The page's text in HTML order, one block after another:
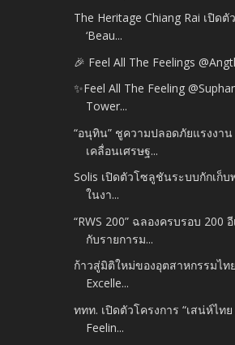
The Heritage Chiang Rai เปิดตั
‘Beau...
🎉 Feel All The Feelings
✨️Feel All The Feeling
Tower...
“อนุทิน” ชูความปลอดภัยแรงงา
เคลื่อนเศรษฐ...
Solis เปิดตัวโซลูชันระบบกักเก็บ
ในงา...
“RWS 200” ฉลองครบรอบ 200
กับรายการม...
ก้าวสู่มิติใหม่ของอุตสาหกรรมไท
Excelle...
ททท. เปิดตัวโครงการ “เสน่ห์ไทย
Feelin...